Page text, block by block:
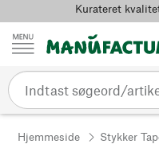
Spring til indholdKurateret
Hjemmeside Stykker